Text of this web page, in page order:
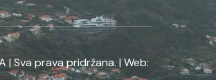
Sva prava pridržana. | Web: